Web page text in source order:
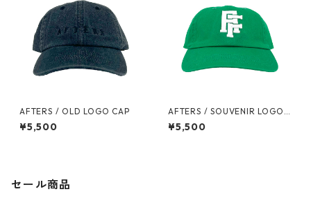
AFTERS / OLD LOGO CAP
¥5,500
AFTERS / SOUVENIR LOGO
CAP
¥5,500
セール商品